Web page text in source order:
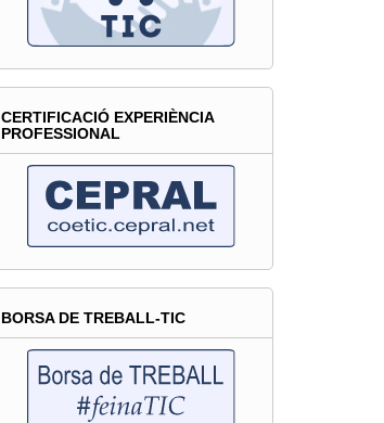
CERTIFICACIÓ EXPERIÈNCIA
PROFESSIONAL
BORSA DE TREBALL-TIC